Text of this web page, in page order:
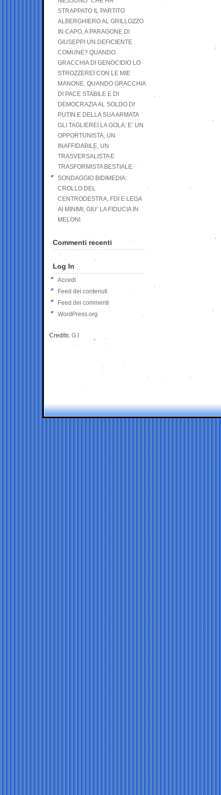
STRAPPATO IL PARTITO
ALBERGHIERO AL GRILLOZZO
IN CAPO, A PARAGONE DI
GIUSEPPI UN DEFICIENTE
COMUNE? QUANDO
GRACCHIA DI GENOCIDIO LO
STROZZEREI CON LE MIE
MANONE. QUANDO GRACCHIA
DI PACE STABILE E DI
DEMOCRAZIA AL SOLDO DI
PUTIN E DELLA SUA ARMATA
GLI TAGLIEREI LA GOLA: E’ UN
OPPORTUNISTA, UN
INAFFIDABILE, UN
TRASVERSALISTA E
TRASFORMISTA BESTIALE.
SONDAGGIO BIDIMEDIA:
CROLLO DEL
CENTRODESTRA, FDI E LEGA
AI MINIMI, GIU’ LA FIDUCIA IN
MELONI
Commenti recenti
Log In
Accedi
Feed dei contenuti
Feed dei commenti
WordPress.org
Credits: G.I